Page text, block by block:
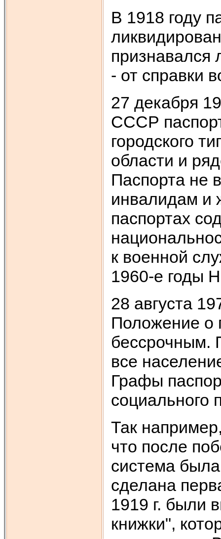
В 1918 году
- от справки
27 декабря
СССР
городского
области и
Паспорта не
инвалидам и
паспортах
к военной
1960-е годы
28 августа
Положение о
бессрочным.
все
Графы
социального
Так
что после
система
сделана
1919 г. были
книжки",